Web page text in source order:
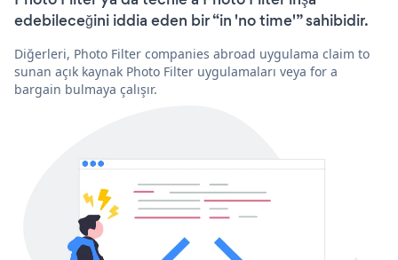
edebileceğini iddia eden bir “in 'no time'” sahibidir.
Diğerleri, Photo Filter companies abroad uygulama claim to
sunan açık kaynak Photo Filter uygulamaları veya for a
bargain bulmaya çalışır.